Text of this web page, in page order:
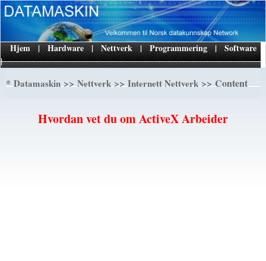
|
Hjem | Hardware | Nettverk | Programmering | Software
*Datamaskin>>Nettverk>>Internett Nettverk>> Content
Hvordan vet du om ActiveX Arbeider